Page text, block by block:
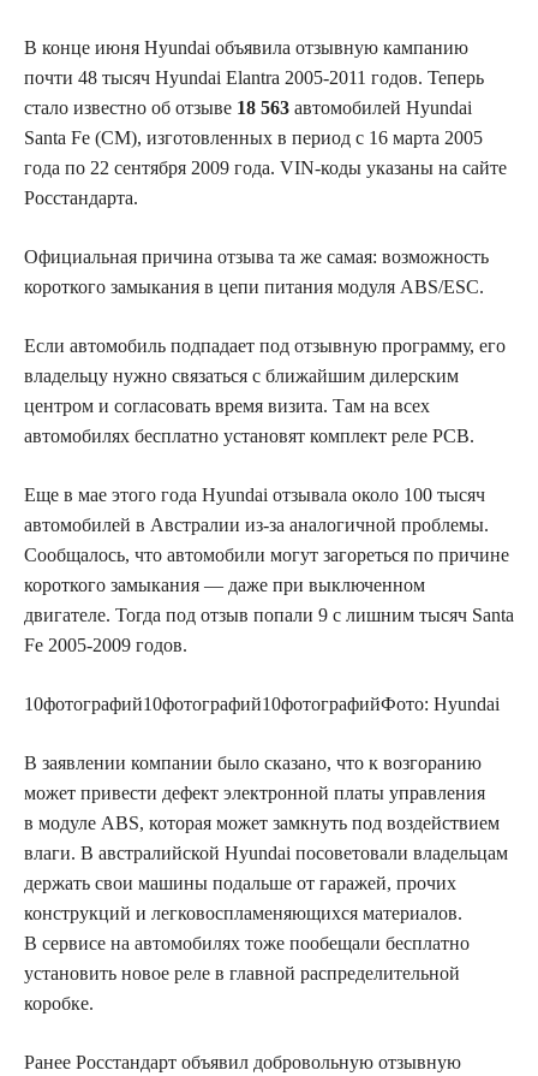
В конце июня Hyundai объявила отзывную кампанию
почти 48 тысяч Hyundai Elantra 2005-2011 годов. Теперь
стало известно об отзыве 18 563 автомобилей Hyundai
Santa Fe (CM), изготовленных в период с 16 марта 2005
года по 22 сентября 2009 года. VIN-коды указаны на сайте
Росстандарта.
Официальная причина отзыва та же самая: возможность
короткого замыкания в цепи питания модуля ABS/ESC.
Если автомобиль подпадает под отзывную программу, его
владельцу нужно связаться с ближайшим дилерским
центром и согласовать время визита. Там на всех
автомобилях бесплатно установят комплект реле РСВ.
Еще в мае этого года Hyundai отзывала около 100 тысяч
автомобилей в Австралии из-за аналогичной проблемы.
Сообщалось, что автомобили могут загореться по причине
короткого замыкания — даже при выключенном
двигателе. Тогда под отзыв попали 9 с лишним тысяч Santa
Fe 2005-2009 годов.
10фотографий10фотографий10фотографийФото: Hyundai
В заявлении компании было сказано, что к возгоранию
может привести дефект электронной платы управления
в модуле ABS, которая может замкнуть под воздействием
влаги. В австралийской Hyundai посоветовали владельцам
держать свои машины подальше от гаражей, прочих
конструкций и легковоспламеняющихся материалов.
В сервисе на автомобилях тоже пообещали бесплатно
установить новое реле в главной распределительной
коробке.
Ранее Росстандарт объявил добровольную отзывную